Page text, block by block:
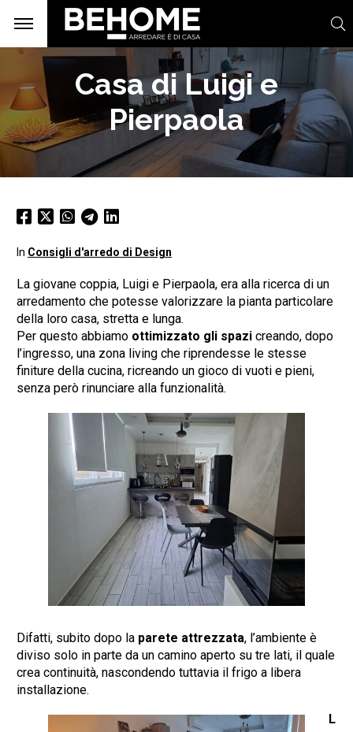
Casa di Luigi e
Pierpaola
In Consigli d'arredo di Design
La giovane coppia, Luigi e Pierpaola, era alla ricerca di un
arredamento che potesse valorizzare la pianta particolare
della loro casa, stretta e lunga.
Per questo abbiamoottimizzato gli spazi creando, dopo
l’ingresso, una zona living che riprendesse le stesse
finiture della cucina, ricreando un gioco di vuoti e pieni,
senza però rinunciare alla funzionalità.
Difatti, subito dopo laparete attrezzata, l’ambiente è
diviso solo in parte da un camino aperto su tre lati, il quale
crea continuità, nascondendo tuttavia il frigo a libera
installazione.
L